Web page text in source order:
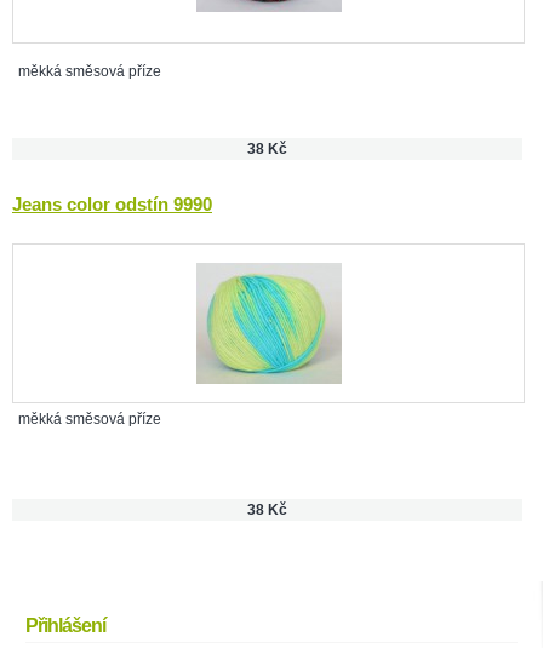
měkká směsová příze
38 Kč
Jeans color odstín 9990
měkká směsová příze
38 Kč
Přihlášení